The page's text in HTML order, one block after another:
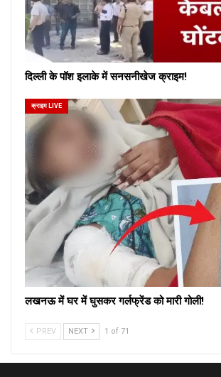
दिल्ली के पॉश इलाके में सनसनीखेज क्राइम!
क्राइम LIVE
लखनऊ में घर में घुसकर गर्लफ्रेंड को मारी गोली!
PREV NEXT 1 of 71